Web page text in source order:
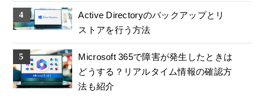
Active Directoryのバックアップとリ
ストアを行う方法
Microsoft 365で障害が発生したときは
どうする？リアルタイム情報の確認方
法も紹介